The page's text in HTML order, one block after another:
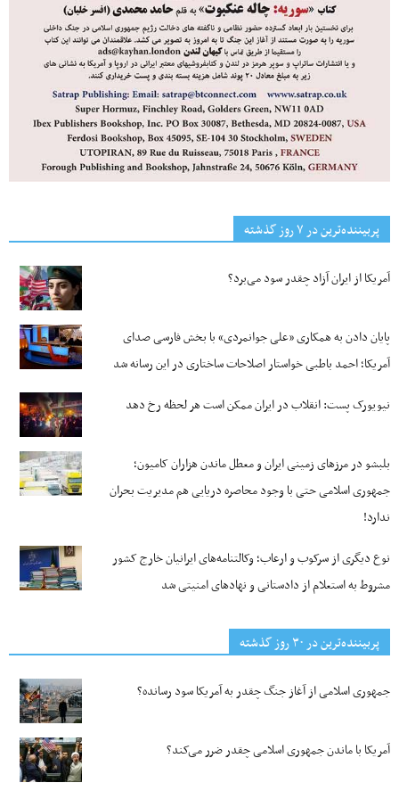
پربیننده‌ترین‌ در ۷ روز گذشته
آمریکا از ایران آزاد چقدر سود می‌برد؟
پایان دادن به همکاری «علی جوانمردی» با بخش فارسی صدای
آمریکا؛ احمد باطبی خواستار اصلاحات ساختاری در این رسانه شد
نیویورک پست: انقلاب در ایران ممکن است هر لحظه رخ دهد
بلبشو در مرزهای زمینی ایران و معطل ماندن هزاران کامیون؛
جمهوری اسلامی حتی با وجود محاصره دریایی هم مدیریت بحران
ندارد!
نوع دیگری از سرکوب و ارعاب؛ وکالتنامه‌های ایرانیان خارج کشور
مشروط به استعلام از دادستانی و نهادهای امنیتی شد
پربیننده‌ترین‌ در ۳۰ روز گذشته
جمهوری اسلامی از آغاز جنگ چقدر به آمریکا سود رسانده؟
آمریکا با ماندن جمهوری اسلامی چقدر ضرر می‌کند؟